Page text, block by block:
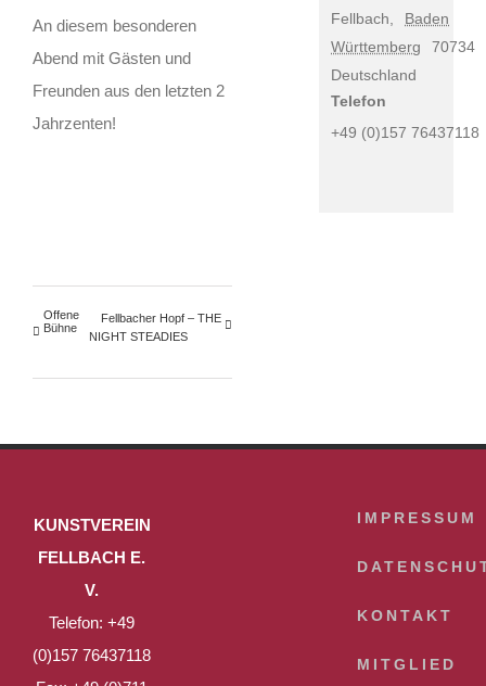
An diesem besonderen
Abend mit Gästen und
Freunden aus den letzten 2
Jahrzenten!
Offene
Bühne
Fellbacher Hopf – THE
NIGHT STEADIES
Fellbach
Baden
Württemberg
70734
Deutschland
Telefon
+49 (0)157 76437118
KUNSTVEREIN
FELLBACH E.
V.
Telefon: +49
(0)157 76437118
IMPRESSUM
KONTAKT
MITGLIED